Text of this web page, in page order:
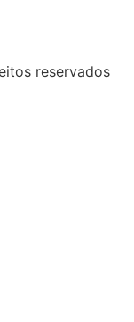
reservados